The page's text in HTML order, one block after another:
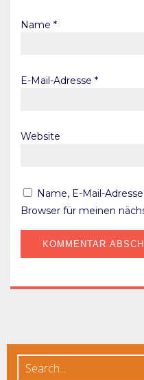
Name *
E-Mail-Adresse *
Website
Name, E-Mail-
Browser für meinen